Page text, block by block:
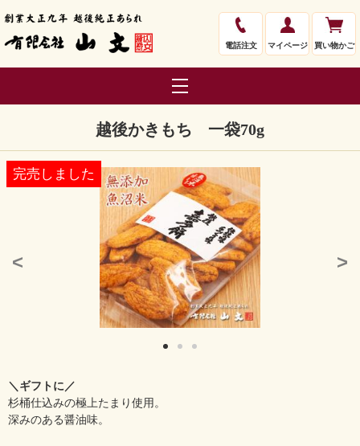
電話注文 マイページ 買い物かご
越後かきもち 一袋70g
完売しました
< >
＼ギフトに／
杉桶仕込みの極上たまり使用。
深みのある醤油味。